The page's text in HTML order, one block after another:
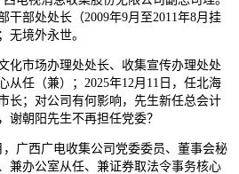
干部处处长（2009年9月至2011年8月挂
无境外永世。
市场办理处处长、收集宣传办理处处
从任（兼）；2025年12月11日，任北海
长；对公司有何影响，先生新任总会计
谢朝阳先生不再担任党委？
广西广电收集公司党委委员、董事会秘
兼办公室从任、兼证券取法令事务核心